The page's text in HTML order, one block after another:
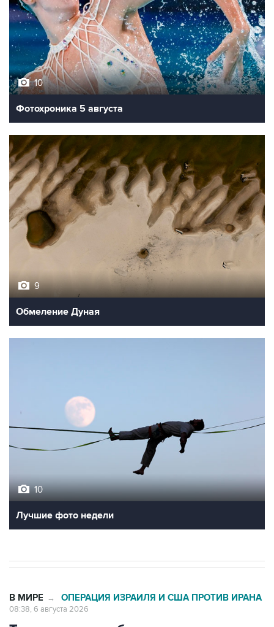
10
Фотохроника 5 августа
9
Обмеление Дуная
10
Лучшие фото недели
В МИРЕ → ОПЕРАЦИЯ ИЗРАИЛЯ И США ПРОТИВ ИРАНА
08:38, 6 августа 2026